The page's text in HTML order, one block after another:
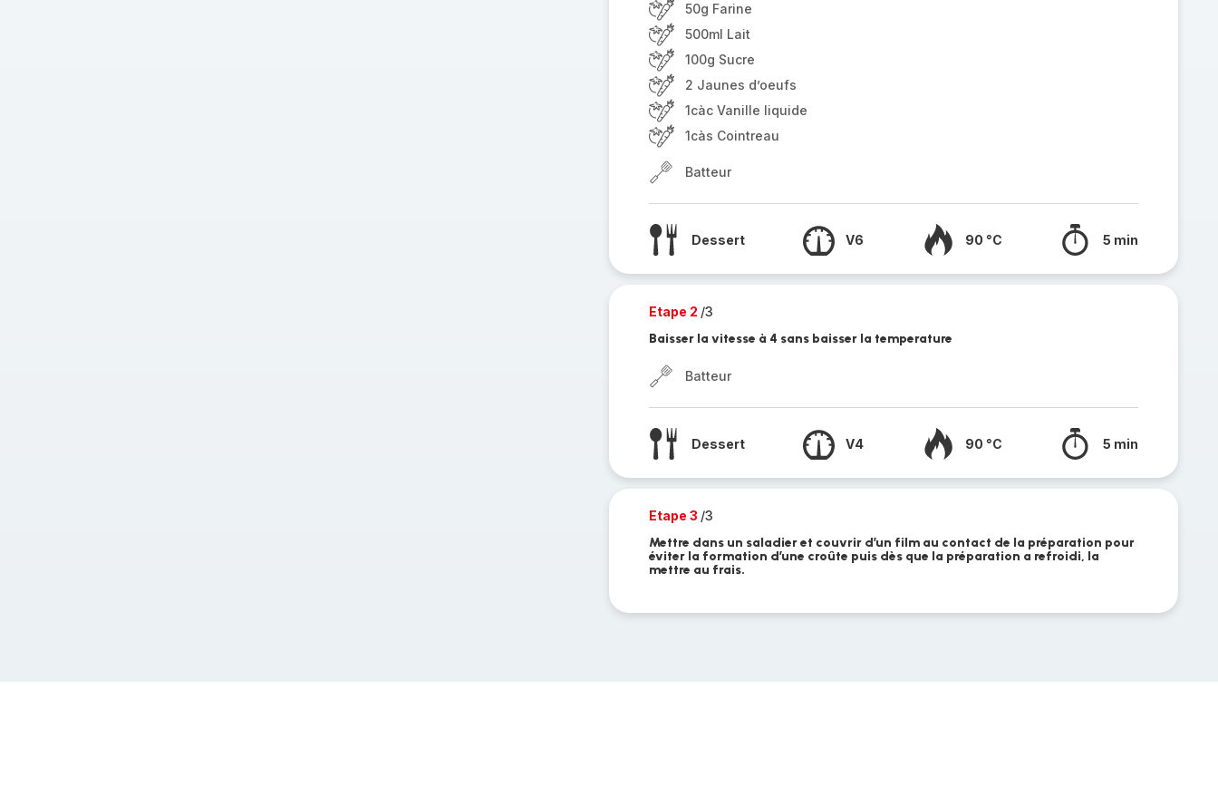
50g Farine
500ml Lait
100g Sucre
2 Jaunes d’oeufs
1càc Vanille liquide
1càs Cointreau
Batteur
Dessert V6 90 °C 5 min
Etape 2 /3
Baisser la vitesse à 4 sans baisser la temperature
Batteur
Dessert V4 90 °C 5 min
Etape 3 /3
Mettre dans un saladier et couvrir d’un film au contact de la préparation pour
éviter la formation d’une croûte puis dès que la préparation a refroidi, la
mettre au frais.